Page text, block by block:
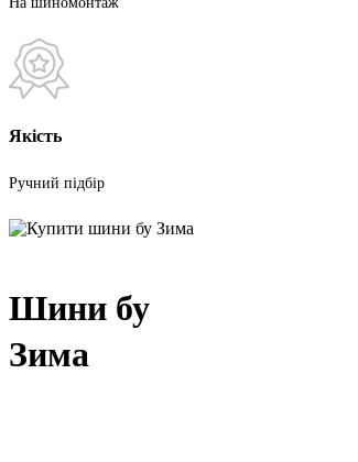
Якість
Ручний підбір
Шини бу
Зима